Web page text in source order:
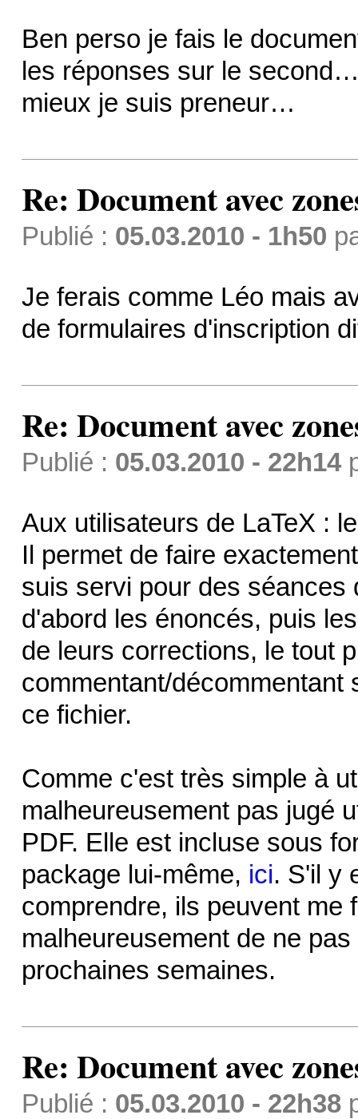
Ben perso je fais le
les réponses sur le
mieux je suis preneur…
Re: Document avec
Publié : 05.03.2010 - 1h50
Je ferais comme Léo mais
de formulaires d'inscription
Re: Document avec
Publié : 05.03.2010 - 22h14
Aux utilisateurs de LaTeX :
Il permet de faire
suis servi pour des
d'abord les énoncés, puis
de leurs corrections, le tout
commentant/décommentant
ce fichier.
Comme c'est très simple à
malheureusement pas jugé
PDF. Elle est incluse sous
package lui-même, ici. S'il y
comprendre, ils peuvent me
malheureusement de ne
prochaines semaines.
Re: Document avec
Publié : 05.03.2010 - 22h38